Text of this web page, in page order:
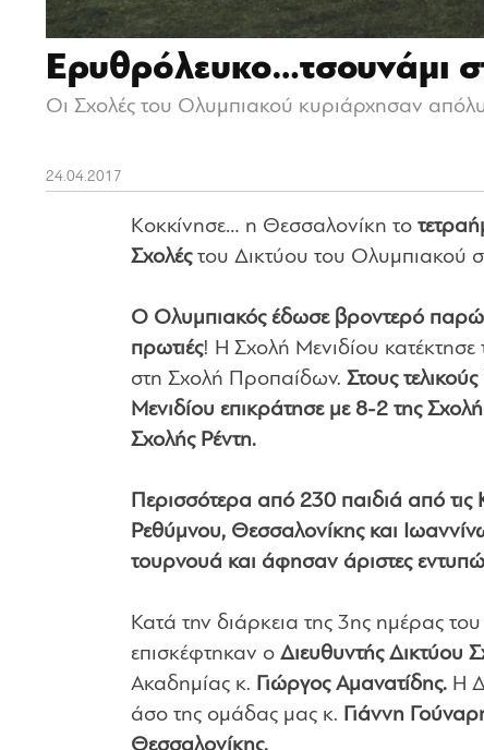
Ερυθρόλευκο…τσουνάμι
Οι Σχολές του Ολυμπιακού κυριάρχησαν
24.04.2017
Κοκκίνησε… η Θεσσαλονίκη το
Σχολέςτου Δικτύου του Ολυμπιακού
Ο Ολυμπιακός έδωσε βροντερό
πρωτιές! Η Σχολή Μενιδίου
στη Σχολή Προπαίδων. Στους
Μενιδίου επικράτησε με 8-2 της
Σχολής Ρέντη.
Περισσότερα από 230 παιδιά από τις
Ρεθύμνου, Θεσσαλονίκης και
τουρνουά και άφησαν άριστες
Κατά την διάρκεια της 3ης ημέρας
επισκέφτηκαν ο Διευθυντής Δικτύου
Ακαδημίας κ. Γιώργος Αμανατίδης. Η
άσο της ομάδας μας κ. Γιάννη
Θεσσαλονίκης.